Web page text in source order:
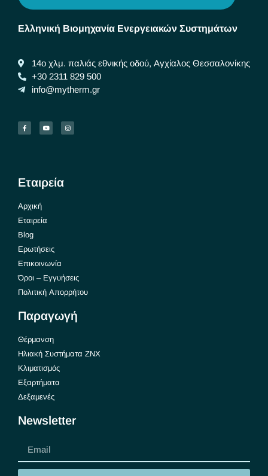
Ελληνική Βιομηχανία Ενεργειακών Συστημάτων
14ο χλμ. παλιάς εθνικής οδού, Αγχίαλος Θεσσαλονίκης
+30 2311 829 500
info@mytherm.gr
Εταιρεία
Αρχική
Εταιρεία
Blog
Ερωτήσεις
Επικοινωνία
Όροι – Εγγυήσεις
Πολιτική Απορρήτου
Παραγωγή
Θέρμανση
Ηλιακή Συστήματα ΖΝΧ
Κλιματισμός
Εξαρτήματα
Δεξαμενές
Newsletter